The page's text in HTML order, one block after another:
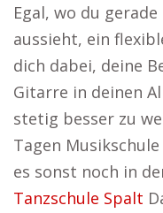
Egal, wo du
aussieht, ein
dich dabei, deine
Gitarre in deinen
stetig besser zu
Tagen
es sonst noch in
Tanzschule Spalt